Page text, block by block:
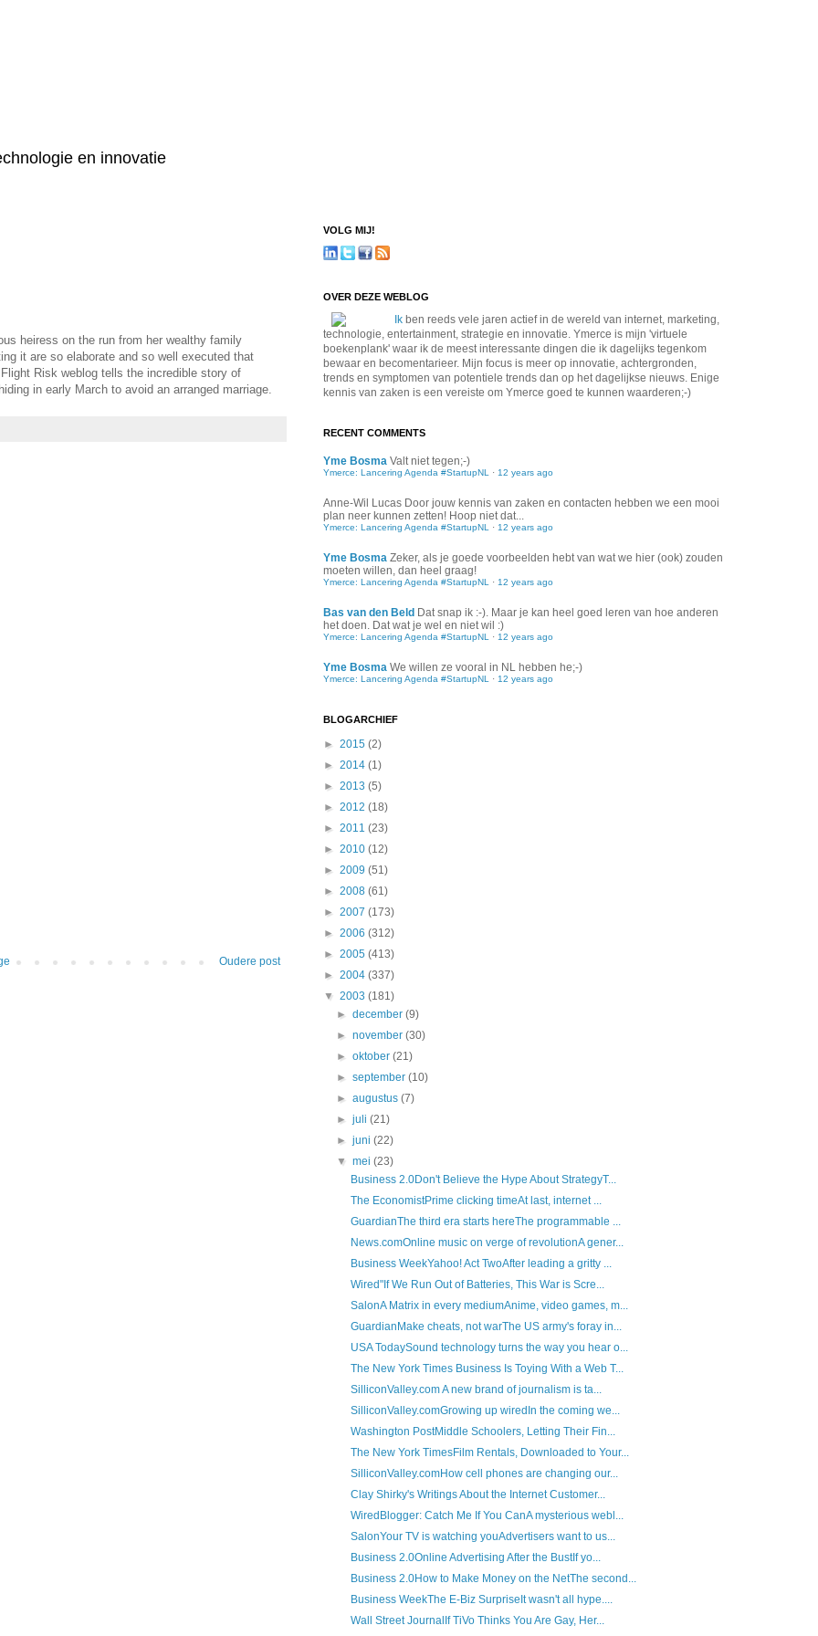
en innovatie
heiress on the run from her wealthy family
it are so elaborate and so well executed that
Risk weblog tells the incredible story of
in early March to avoid an arranged marriage.
Oudere post
VOLG MIJ!
OVER DEZE WEBLOG
Ik ben reeds vele jaren actief in de wereld van internet, marketing,
technologie, entertainment, strategie en innovatie. Ymerce is mijn 'virtuele
boekenplank' waar ik de meest interessante dingen die ik dagelijks tegenkom
bewaar en becomentarieer. Mijn focus is meer op innovatie, achtergronden,
trends en symptomen van potentiele trends dan op het dagelijkse nieuws. Enige
kennis van zaken is een vereiste om Ymerce goed te kunnen waarderen;-)
RECENT COMMENTS
Yme Bosma Valt niet tegen;-)
Ymerce: Lancering Agenda #StartupNL · 12 years ago
Anne-Wil Lucas Door jouw kennis van zaken en contacten hebben we een mooi
plan neer kunnen zetten! Hoop niet dat...
Ymerce: Lancering Agenda #StartupNL · 12 years ago
Yme Bosma Zeker, als je goede voorbeelden hebt van wat we hier (ook) zouden
moeten willen, dan heel graag!
Ymerce: Lancering Agenda #StartupNL · 12 years ago
Bas van den Beld Dat snap ik :-). Maar je kan heel goed leren van hoe anderen
het doen. Dat wat je wel en niet wil :)
Ymerce: Lancering Agenda #StartupNL · 12 years ago
Yme Bosma We willen ze vooral in NL hebben he;-)
Ymerce: Lancering Agenda #StartupNL · 12 years ago
BLOGARCHIEF
► 2015 (2)
► 2014 (1)
► 2013 (5)
► 2012 (18)
► 2011 (23)
► 2010 (12)
► 2009 (51)
► 2008 (61)
► 2007 (173)
► 2006 (312)
► 2005 (413)
► 2004 (337)
▼ 2003 (181)
►december(9)
►november(30)
►oktober(21)
►september(10)
►augustus(7)
►juli(21)
►juni(22)
▼mei(23)
Business 2.0Don't Believe the Hype About StrategyT...
The EconomistPrime clicking timeAt last, internet ...
GuardianThe third era starts hereThe programmable ...
News.comOnline music on verge of revolutionA gener...
Business WeekYahoo! Act TwoAfter leading a gritty ...
Wired"If We Run Out of Batteries, This War is Scre...
SalonA Matrix in every mediumAnime, video games, m...
GuardianMake cheats, not warThe US army's foray in...
USA TodaySound technology turns the way you hear o...
The New York Times Business Is Toying With a Web T...
SilliconValley.com A new brand of journalism is ta...
SilliconValley.comGrowing up wiredIn the coming we...
Washington PostMiddle Schoolers, Letting Their Fin...
The New York TimesFilm Rentals, Downloaded to Your...
SilliconValley.comHow cell phones are changing our...
Clay Shirky's Writings About the Internet Customer...
WiredBlogger: Catch Me If You CanA mysterious webl...
SalonYour TV is watching youAdvertisers want to us...
Business 2.0Online Advertising After the BustIf yo...
Business 2.0How to Make Money on the NetThe second...
Business WeekThe E-Biz SurpriseIt wasn't all hype....
Wall Street JournalIf TiVo Thinks You Are Gay, Her...